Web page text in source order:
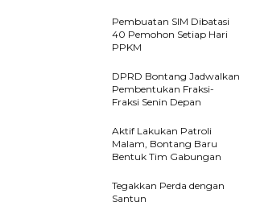
Pembuatan SIM Dibatasi
40 Pemohon Setiap Hari
PPKM
DPRD Bontang Jadwalkan
Pembentukan Fraksi-
Fraksi Senin Depan
Aktif Lakukan Patroli
Malam, Bontang Baru
Bentuk Tim Gabungan
Tegakkan Perda dengan
Santun